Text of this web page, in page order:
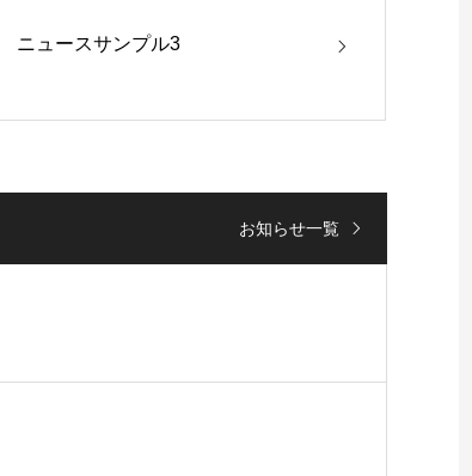
ニュースサンプル3
お知らせ一覧